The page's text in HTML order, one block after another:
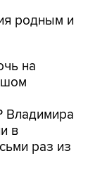
родным и
на
Владимира
в
раз из